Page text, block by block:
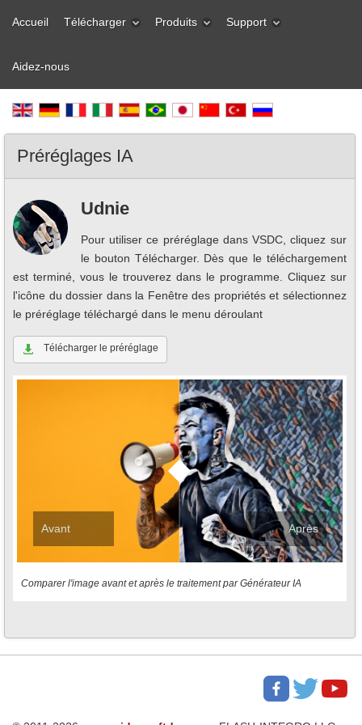
Accueil Télécharger Produits Support
Aidez-nous
Préréglages IA
Udnie
Pour utiliser ce préréglage dans VSDC, cliquez sur
le bouton Télécharger. Dès que le téléchargement
est terminé, vous le trouverez dans le programme. Cliquez sur
l'icône du dossier dans la Fenêtre des propriétés et sélectionnez
le préréglage téléchargé dans le menu déroulant
Télécharger le préréglage
Après
Avant
Comparer l'image avant et après le traitement par Générateur IA